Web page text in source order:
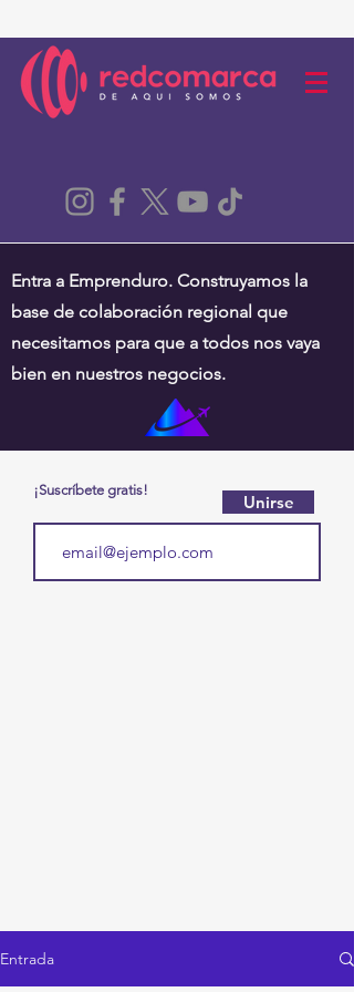
Entra a Emprenduro. Construyamos la
base de colaboración regional que
necesitamos para que a todos nos vaya
bien en nuestros negocios.
¡Suscríbete gratis!
Unirse
Entrada